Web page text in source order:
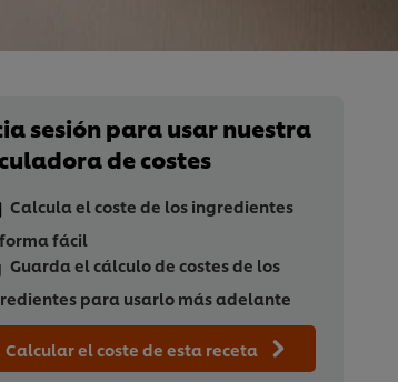
sesión para usar nuestra
de costes
Calcula el coste de los ingredientes
fácil
Guarda el cálculo de costes de los
para usarlo más adelante
Calcular el coste de esta receta